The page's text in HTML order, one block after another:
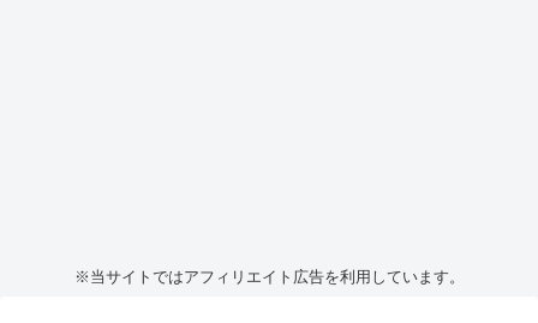
※当サイトではアフィリエイト広告を利用しています。